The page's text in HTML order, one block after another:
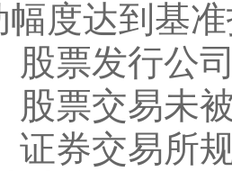
度达到基
股票发行公
股票交易未
证券交易所